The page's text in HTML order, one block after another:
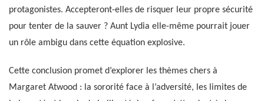
protagonistes. Accepteront-elles de risquer leur propre sécurité
pour tenter de la sauver ? Aunt Lydia elle-même pourrait jouer
un rôle ambigu dans cette équation explosive.
Cette conclusion promet d’explorer les thèmes chers à
Margaret Atwood : la sororité face à l’adversité, les limites de